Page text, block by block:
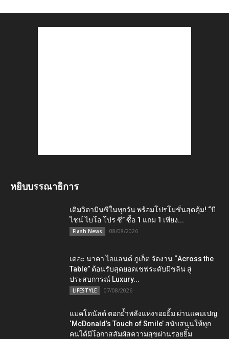
หยิบบรรณาธิการ
เติมวิตามินซีในทุกวัน พร้อมโปรโมชั่นสุดคุ้ม! “บี
ไชน์ ไบโอ โปร ซี” ซื้อ 1 แถม 1 เพียง...
Flash News 08/08/2026
เดอะ นาคา ไอแลนด์ ภูเก็ต จัดงาน “Across the
Table” ต้อนรับสุดยอดเชฟระดับมิชลิน สู่
ประสบการณ์ Luxury...
LIFESTYLE 07/08/2026
แมคโดนัลด์ ตอกย้ำพลังแห่งรอยยิ้ม ผ่านแคมเปญ
‘McDonald’s Touch of Smile’ สนับสนุนให้ทุก
คนได้มีโอกาสสัมผัสความสุขผ่านรอยยิ้ม